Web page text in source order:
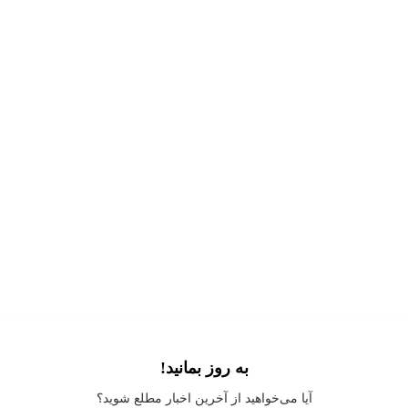
Application error: a client
-side exception has occurred while loading
به روز بمانید!
آیا می‌خواهید از آخرین اخبار مطلع شوید؟